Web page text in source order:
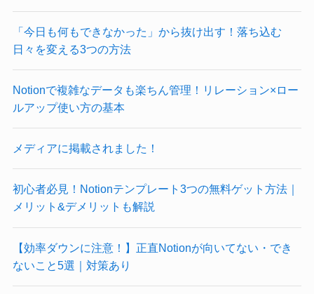
「今日も何もできなかった」から抜け出す！落ち込む
日々を変える3つの方法
Notionで複雑なデータも楽ちん管理！リレーション×ロー
ルアップ使い方の基本
メディアに掲載されました！
初心者必見！Notionテンプレート3つの無料ゲット方法｜
メリット&デメリットも解説
【効率ダウンに注意！】正直Notionが向いてない・でき
ないこと5選｜対策あり